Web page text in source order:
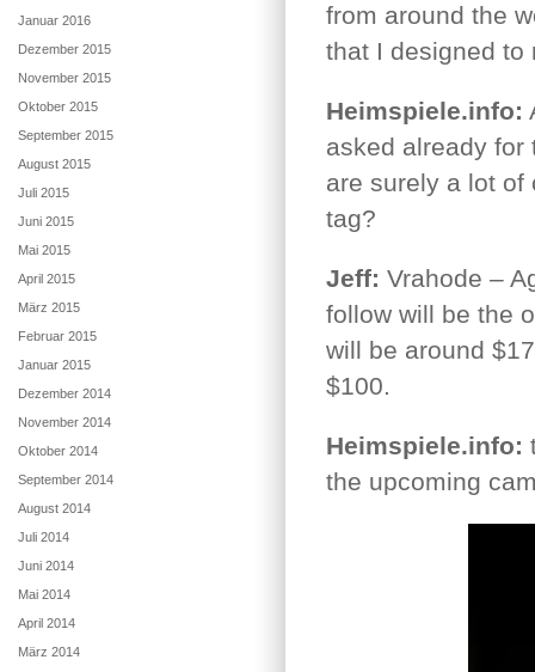
from around the
that I designed to
Heimspiele.info:
asked already for
are surely a lot of
tag?
Jeff: Vrahode –
follow will be the
will be around
$100.
Heimspiele.info:
the upcoming
Januar 2016
Dezember 2015
November 2015
Oktober 2015
September 2015
August 2015
Juli 2015
Juni 2015
Mai 2015
April 2015
März 2015
Februar 2015
Januar 2015
Dezember 2014
November 2014
Oktober 2014
September 2014
August 2014
Juli 2014
Juni 2014
Mai 2014
April 2014
März 2014